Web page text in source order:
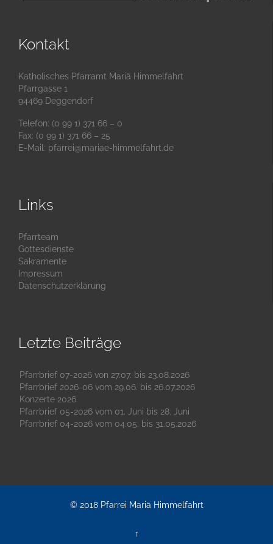
Kontakt
Katholisches Pfarramt Mariä Himmelfahrt
Pfarrgasse 1
94469 Deggendorf
Telefon: (0 99 1) 371 66 – 0
Fax: (0 99 1) 371 66 – 25
E-Mail: pfarrei@mariae-himmelfahrt.de
Links
Pfarrteam
Gottesdienste
Sakramente
Impressum
Datenschutzerklärung
Letzte Beiträge
Pfarrbrief 07-2026 von 27.07. bis 23.08.2026
Pfarrbrief 2026-06 vom 29.06. bis 26.07.2026
Konzerte 2026
Pfarrbrief 05-2026 vom 01. Juni bis 28. Juni
Pfarrbrief 04-2026 vom 04.05. bis 31.05.2026
© 2018 Pfarrei Mariä Himmelfahrt
↑